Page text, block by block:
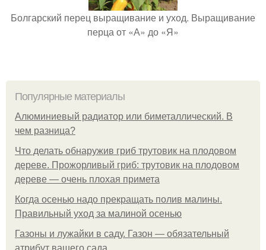
Болгарский перец выращивание и уход. Выращивание
перца от «А» до «Я»
Популярные материалы
Алюминиевый радиатор или биметаллический. В
чем разница?
Что делать обнаружив гриб трутовик на плодовом
дереве. Прожорливый гриб: трутовик на плодовом
дереве — очень плохая примета
Когда осенью надо прекращать полив малины.
Правильный уход за малиной осенью
Газоны и лужайки в саду. Газон — обязательный
атрибут вашего сада